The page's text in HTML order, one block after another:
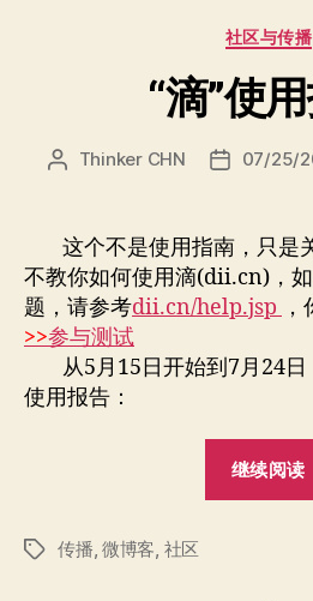
分
社区与传播
“滴”使
文
者
Thinker CHN
发
期
07/25/
这个不是使用指南，只是
不教你如何使用滴(dii.cn)，
题，请参考dii.cn/help.jsp
>>参与测试
从5月15日开始到7月24日
使用报告：
继续阅读
标
传播, 微博客, 社区